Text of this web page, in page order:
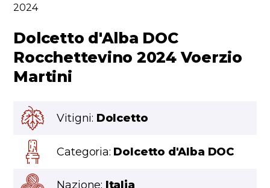
2024
Dolcetto d'Alba DOC
Rocchettevino 2024 Voerzio
Martini
Vitigni: Dolcetto
Categoria: Dolcetto d'Alba DOC
Nazione: Italia